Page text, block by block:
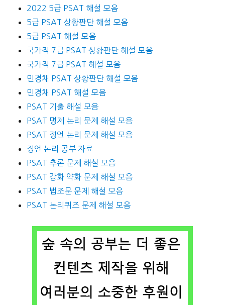
2022 5급 PSAT 해설 모음
5급 PSAT 상황판단 해설 모음
5급 PSAT 해설 모음
국가직 7급 PSAT 상황판단 해설 모음
국가직 7급 PSAT 해설 모음
민경채 PSAT 상황판단 해설 모음
민경채 PSAT 해설 모음
PSAT 기출 해설 모음
PSAT 명제 논리 문제 해설 모음
PSAT 정언 논리 문제 해설 모음
정언 논리 공부 자료
PSAT 추론 문제 해설 모음
PSAT 강화 약화 문제 해설 모음
PSAT 법조문 문제 해설 모음
PSAT 논리퀴즈 문제 해설 모음